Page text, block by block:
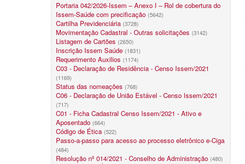
Portaria 042/2026-Issem – Anexo I – Rol de cobertura do
Issem-Saúde com precificação (5642)
Cartilha Previdenciária (3728)
Movimentação Cadastral - Outras solicitações (3142)
Listagem de Cartões (2650)
Inscrição Issem Saúde (1831)
Requerimento Auxilios (1174)
C03 - Declaração de Residência - Censo Issem/2021
(1169)
Status das nomeações (768)
C06 - Declaração de União Estável - Censo Issem/2021
(717)
C01 - Ficha Cadastral Censo Issem/2021 - Ativo e
Aposentado (664)
Código de Ética (522)
Passo-a-passo para acesso ao processo eletrônico e-Ciga
(484)
Resolução nº 014/2021 - Conselho de Administração (480)